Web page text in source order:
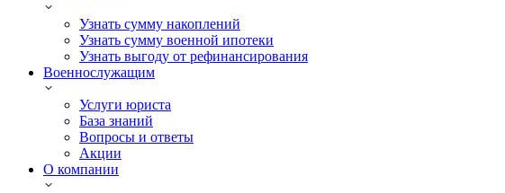
Узнать сумму накоплений
Узнать сумму военной ипотеки
Узнать выгоду от рефинансирования
Военнослужащим
Услуги юриста
База знаний
Вопросы и ответы
Акции
О компании